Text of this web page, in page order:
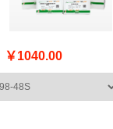
￥1040.00